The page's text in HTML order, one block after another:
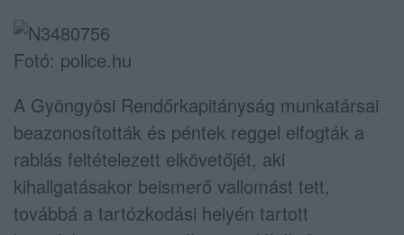
Fotó: police.hu
A Gyöngyösi Rendőrkapitányság munkatársai
beazonosították és péntek reggel elfogták a
rablás feltételezett elkövetőjét, aki
kihallgatásakor beismerő vallomást tett,
továbbá a tartózkodási helyén tartott